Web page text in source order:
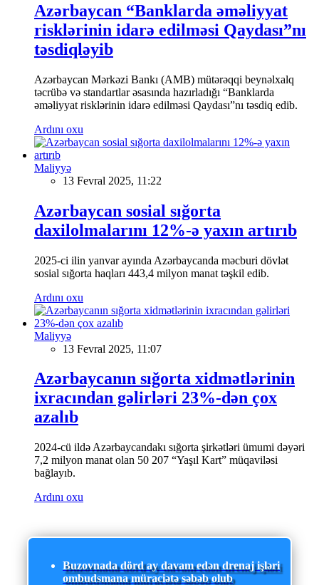
Azərbaycan “Banklarda əməliyyat
risklərinin idarə edilməsi Qaydası”nı
təsdiqləyib
Azərbaycan Mərkəzi Bankı (AMB) mütərəqqi beynəlxalq
təcrübə və standartlar əsasında hazırladığı “Banklarda
əməliyyat risklərinin idarə edilməsi Qaydası”nı təsdiq edib.
Ardını oxu
Maliyyə
13 Fevral 2025, 11:22
Azərbaycan sosial sığorta
daxilolmalarını 12%-ə yaxın artırıb
2025-ci ilin yanvar ayında Azərbaycanda məcburi dövlət
sosial sığorta haqları 443,4 milyon manat təşkil edib.
Ardını oxu
Maliyyə
13 Fevral 2025, 11:07
Azərbaycanın sığorta xidmətlərinin
ixracından gəlirləri 23%-dən çox
azalıb
2024-cü ildə Azərbaycandakı sığorta şirkətləri ümumi dəyəri
7,2 milyon manat olan 50 207 “Yaşıl Kart” müqaviləsi
bağlayıb.
Ardını oxu
Buzovnada dörd ay davam edən drenaj işləri
ombudsmana müraciətə səbəb olub